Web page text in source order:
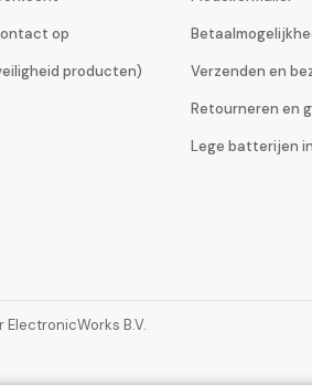
op
producten)
Verzenden en
Retourneren en
Lege batterijen
ElectronicWorks B.V.